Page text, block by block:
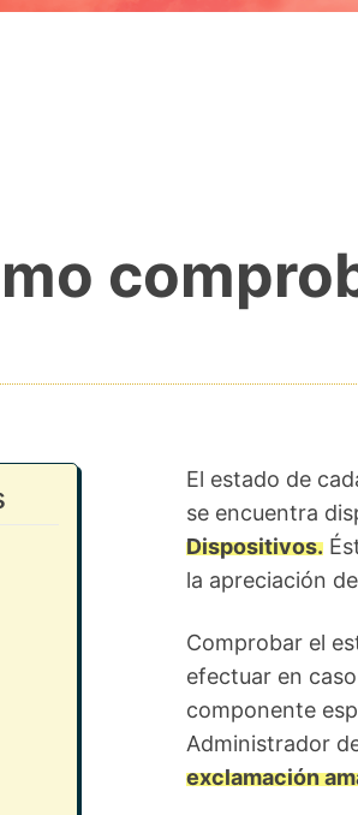
El estado de
se encuentra
Dispositivos.
la apreciación
Comprobar el
efectuar en
componente
Administrador
exclamación